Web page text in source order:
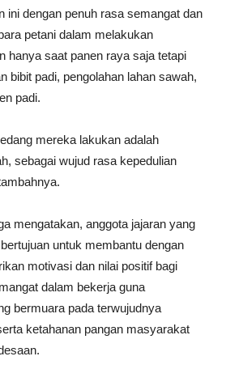
ini dengan penuh rasa semangat dan
petani dalam melakukan
hanya saat panen raya saja tetapi
bibit padi, pengolahan lahan sawah,
padi.
mereka lakukan adalah
sebagai wujud rasa kepedulian
mengatakan, anggota jajaran yang
untuk membantu dengan
motivasi dan nilai positif bagi
dalam bekerja guna
bermuara pada terwujudnya
ketahanan pangan masyarakat